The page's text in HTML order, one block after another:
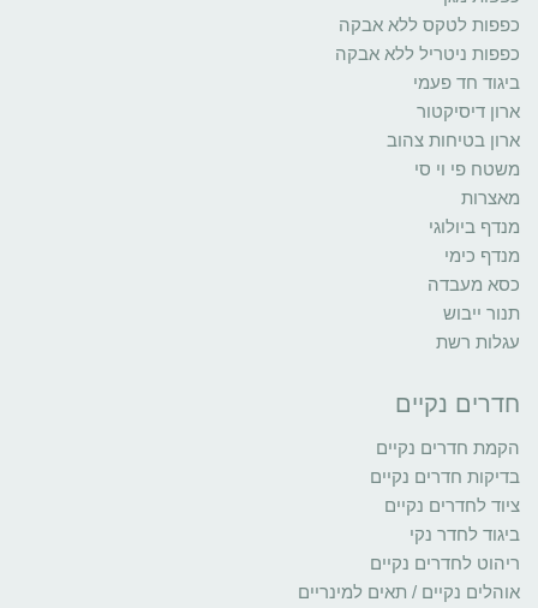
כפפות לטקס ללא אבקה
כפפות ניטריל ללא אבקה
ביגוד חד פעמי
ארון דיסיקטור
ארון בטיחות צהוב
משטח פי וי סי
מאצרות
מנדף ביולוגי
מנדף כימי
כסא מעבדה
תנור ייבוש
עגלות רשת
חדרים נקיים
הקמת חדרים נקיים
בדיקות חדרים נקיים
ציוד לחדרים נקיים
ביגוד לחדר נקי
ריהוט לחדרים נקיים
אוהלים נקיים / תאים למינריים